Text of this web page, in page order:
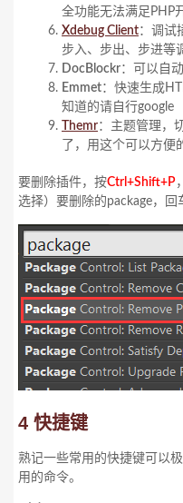
全功能无法满足PHP
Xdebug Client：调试
步入、步出、步进等
DocBlockr：可以自
Emmet：快速生成
知道的请自行google
Themr：主题管理，
了，用这个可以方便
要删除插件，按Ctrl+Shift+P
选择）要删除的package，回
4 快捷键
熟记一些常用的快捷键可以
用的命令。